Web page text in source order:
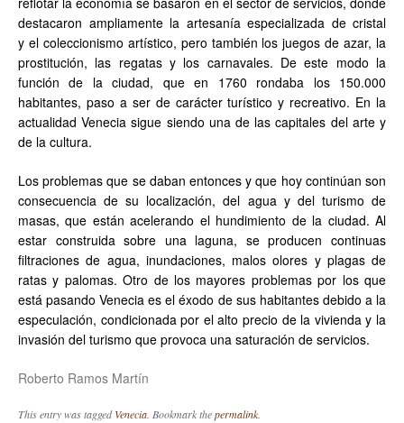
destacaron ampliamente la artesanía especializada de cristal
y el coleccionismo artístico, pero también los juegos de azar, la
prostitución, las regatas y los carnavales. De este modo la
función de la ciudad, que en 1760 rondaba los 150.000
habitantes, paso a ser de carácter turístico y recreativo. En la
actualidad Venecia sigue siendo una de las capitales del arte y
de la cultura.
Los problemas que se daban entonces y que hoy continúan son
consecuencia de su localización, del agua y del turismo de
masas, que están acelerando el hundimiento de la ciudad. Al
estar construida sobre una laguna, se producen continuas
filtraciones de agua, inundaciones, malos olores y plagas de
ratas y palomas. Otro de los mayores problemas por los que
está pasando Venecia es el éxodo de sus habitantes debido a la
especulación, condicionada por el alto precio de la vivienda y la
invasión del turismo que provoca una saturación de servicios.
Roberto Ramos Martín
This entry was taggedVenecia. Bookmark thepermalink.